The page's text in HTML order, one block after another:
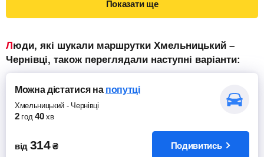
Показати ще
Люди, які шукали маршрутки Хмельницький –
Чернівці, також переглядали наступні варіанти:
Можна дістатисяна попутці
Хмельницький - Чернівці
2 год 40 хв
від 314 ₴ Подивитись